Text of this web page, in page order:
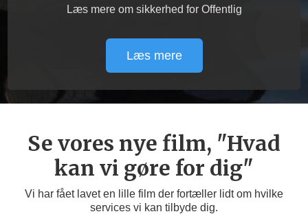
Læs mere om sikkerhed for Offentlig
Læs mere
Se vores nye film, "Hvad
kan vi gøre for dig"
Vi har fået lavet en lille film der fortæller lidt om hvilke
services vi kan tilbyde dig.